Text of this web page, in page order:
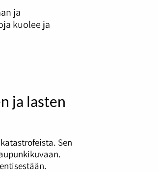
ja
kuolee ja
ja lasten
Sen